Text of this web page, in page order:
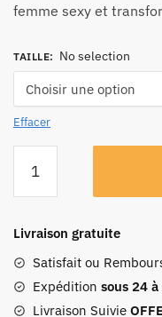
femme sexy et
TAILLE: No selection
Effacer
Livraison gratuite
Satisfait ou
Expédition sous 24
Livraison Suivie